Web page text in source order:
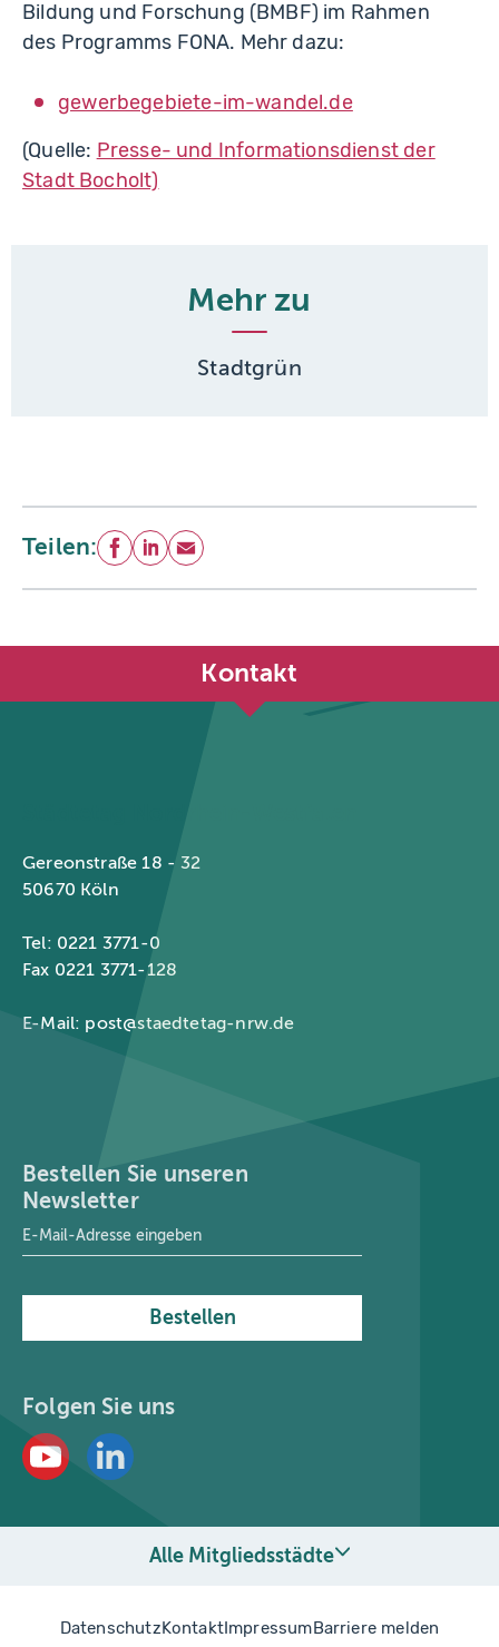
Bildung und Forschung (BMBF) im Rahmen
des Programms FONA. Mehr dazu:
gewerbegebiete-im-wandel.de
(Quelle: Presse- und Informationsdienst der
Stadt Bocholt)
Mehr zu
Stadtgrün
Teilen: Facebook
LinkedIn
E-Mail
Kontakt
Gereonstraße 18 - 32
50670 Köln
Tel: 0221 3771-0
Fax 0221 3771-128
E-Mail: post@staedtetag-nrw.de
Bestellen Sie unseren
Newsletter
E-Mail-Adresse
Bestellen
Folgen Sie uns
Alle Mitgliedsstädte
DatenschutzKontaktImpressumBarriere melden